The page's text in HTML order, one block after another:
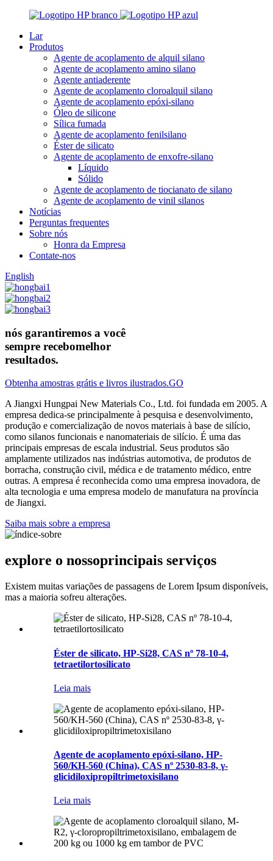
Lar
Produtos
Agente de acoplamento de alquil silano
Agente de acoplamento amino silano
Agente antiaderente
Agente de acoplamento cloroalquil silano
Agente de acoplamento epóxi-silano
Óleo de silicone
Sílica fumada
Agente de acoplamento fenilsilano
Éster de silicato
Agente de acoplamento de enxofre-silano
Líquido
Sólido
Agente de acoplamento de tiocianato de silano
Agente de acoplamento de vinil silanos
Notícias
Perguntas frequentes
Sobre nós
Honra da Empresa
Contate-nos
English
nós garantiremos a você
sempre recebomelhor
resultados.
Obtenha amostras grátis e livros ilustrados.GO
A Jiangxi Hungpai New Materials Co., Ltd. foi fundada em 2005. A
empresa dedica-se principalmente à pesquisa e desenvolvimento,
produção e comercialização de novos materiais à base de silício,
como silanos funcionais e nanomateriais de silício. É uma das
principais empresas de escala industrial. Seus produtos são
amplamente utilizados nas indústrias automotiva, de produtos de
borracha, construção civil, médica e de tratamento médico, entre
outras. A empresa é reconhecida como uma empresa inovadora, de
alta tecnologia e uma empresa modelo de manufatura na província
de Jiangxi.
Saiba mais sobre a empresa
explore o nossoprincipais serviços
Existem muitas variações de passagens de Lorem Ipsum disponíveis,
mas a maioria sofreu alterações.
Éster de silicato, HP-Si28, CAS nº 78-10-4,
tetraetilortosilicato
Leia mais
Agente de acoplamento epóxi-silano, HP-
560/KH-560 (China), CAS nº 2530-83-8, γ-
glicidiloxipropiltrimetoxisilano
Leia mais